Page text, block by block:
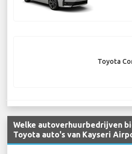
Toyota
Welke autoverhuurbedrijven
Toyota auto's van Kayseri